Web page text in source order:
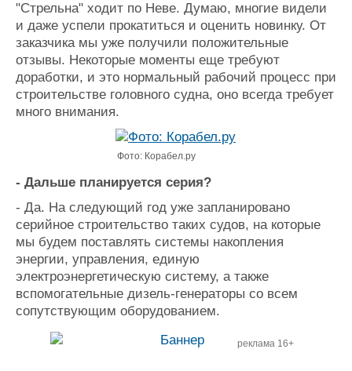
"Стрельна" ходит по Неве. Думаю, многие видели
и даже успели прокатиться и оценить новинку. От
заказчика мы уже получили положительные
отзывы. Некоторые моменты еще требуют
доработки, и это нормальный рабочий процесс при
строительстве головного судна, оно всегда требует
много внимания.
Фото: Корабел.ру
- Дальше планируется серия?
- Да. На следующий год уже запланировано
серийное строительство таких судов, на которые
мы будем поставлять системы накопления
энергии, управления, единую
электроэнергетическую систему, а также
вспомогательные дизель-генераторы со всем
сопутствующим оборудованием.
реклама 16+